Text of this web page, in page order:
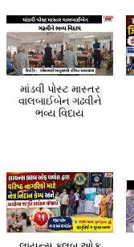
માંડવી પોસ્ટ માસ્તર
વાલબાઈબેન ગઢવીને
ભવ્ય વિદાય